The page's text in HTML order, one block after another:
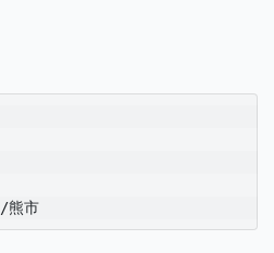
bull/bear market 牛市/熊市